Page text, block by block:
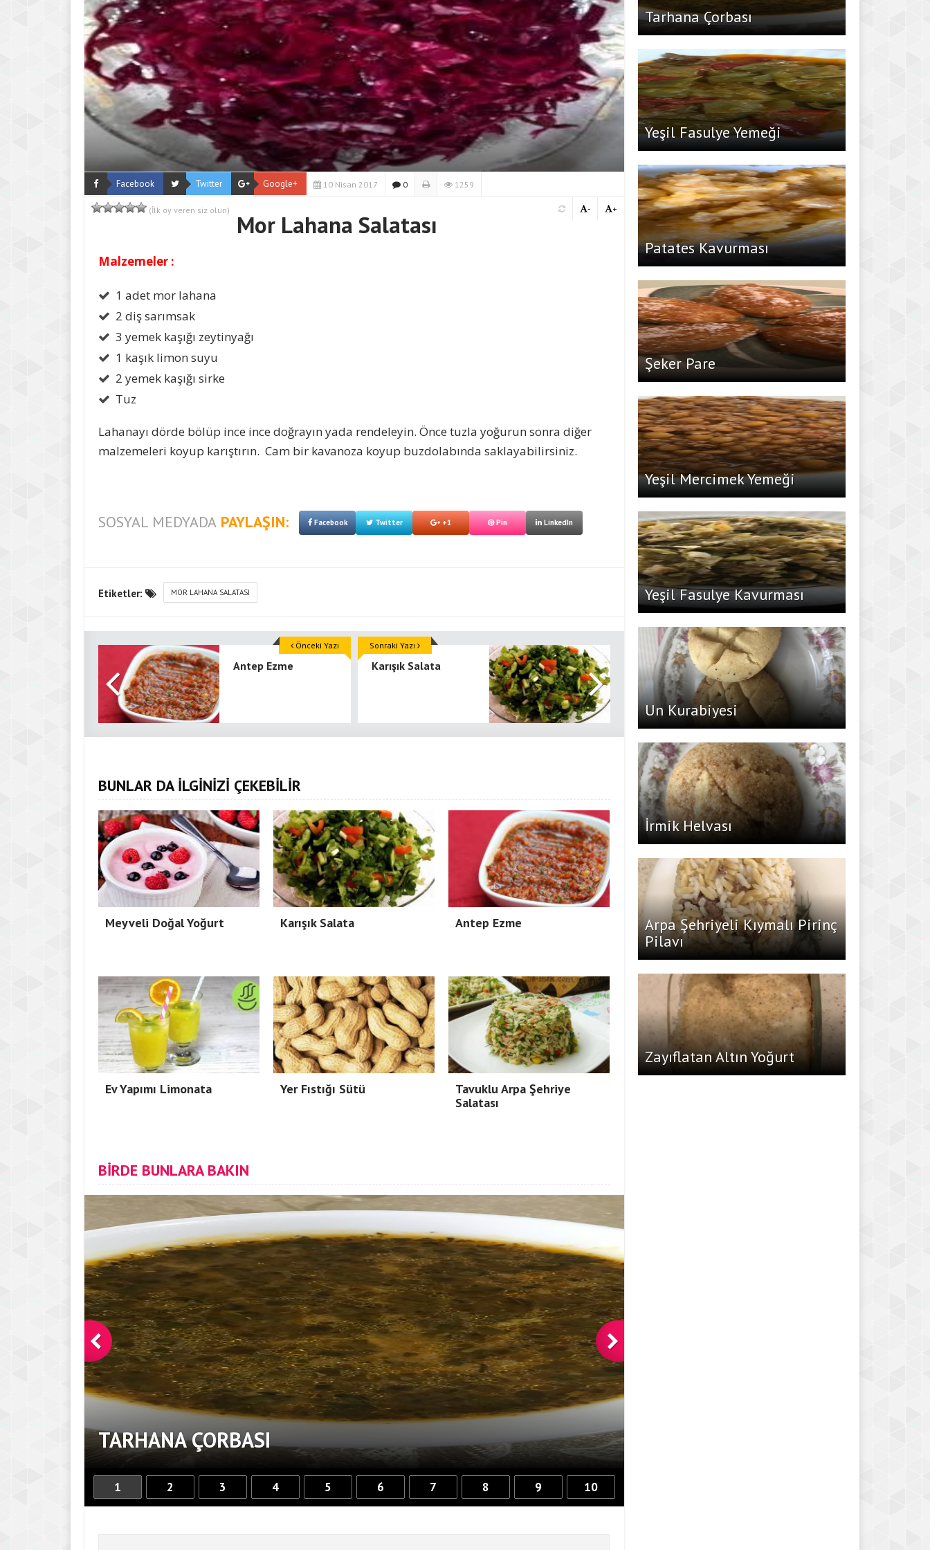
Facebook Twitter Google+ 10 Nisan 2017 0 1259
(İlk oy veren siz olun) +
-
Mor Lahana Salatası
Malzemeler :
1 adet mor lahana
2 diş sarımsak
3 yemek kaşığı zeytinyağı
1 kaşık limon suyu
2 yemek kaşığı sirke
Tuz
Lahanayı dörde bölüp ince ince doğrayın yada rendeleyin. Önce tuzla yoğurun sonra diğer
malzemeleri koyup karıştırın. Cam bir kavanoza koyup buzdolabında saklayabilirsiniz.
SOSYAL MEDYADA PAYLAŞIN: Facebook Twitter +1 Pin LinkedIn
Etiketler: MOR LAHANA SALATASI
Antep Ezme
Önceki Yazı
Karışık Salata
Sonraki Yazı
BUNLAR DA İLGİNİZİ ÇEKEBİLİR
Meyveli Doğal Yoğurt Karışık Salata Antep Ezme
Ev Yapımı Limonata Yer Fıstığı Sütü
Tavuklu Arpa Şehriye
Salatası
BİRDE BUNLARA BAKIN
TARHANA ÇORBASI
1 2 3 4 5 6 7 8 9 10
Tarhana Çorbası
Yeşil Fasulye Yemeği
Patates Kavurması
Şeker Pare
Yeşil Mercimek Yemeği
Yeşil Fasulye Kavurması
Un Kurabiyesi
İrmik Helvası
Arpa Şehriyeli Kıymalı Pirinç
Pilavı
Zayıflatan Altın Yoğurt